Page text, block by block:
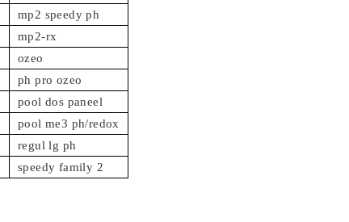
mp2 speedy ph
mp2-rx
ozeo
ph pro ozeo
pool dos paneel
pool me3 ph/redox
regul lg ph
speedy family 2